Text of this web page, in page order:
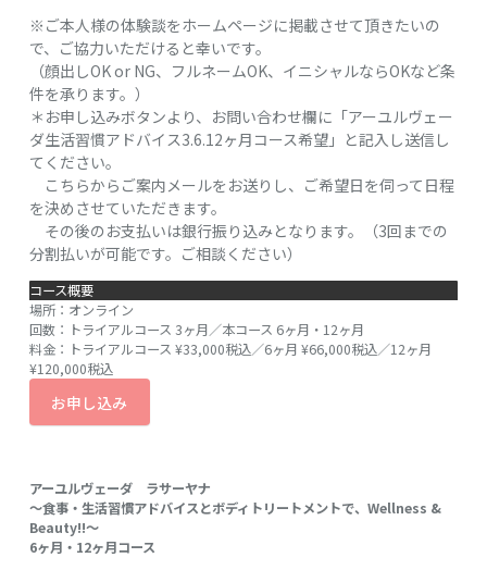
※ご本人様の体験談をホームページに掲載させて頂きたいの
で、ご協力いただけると幸いです。
（顔出しOK or NG、フルネームOK、イニシャルならOKなど条
件を承ります。）
＊お申し込みボタンより、お問い合わせ欄に「アーユルヴェー
ダ生活習慣アドバイス3.6.12ヶ月コース希望」と記入し送信し
てください。
こちらからご案内メールをお送りし、ご希望日を伺って日程
を決めさせていただきます。
その後のお支払いは銀行振り込みとなります。（3回までの
分割払いが可能です。ご相談ください）
コース概要
場所：オンライン
回数：トライアルコース 3ヶ月／本コース 6ヶ月・12ヶ月
料金：トライアルコース ¥33,000税込／6ヶ月 ¥66,000税込／12ヶ月
¥120,000税込
お申し込み
アーユルヴェーダ ラサーヤナ
〜食事・生活習慣アドバイスとボディトリートメントで、Wellness &
Beauty!!〜
6ヶ月・12ヶ月コース